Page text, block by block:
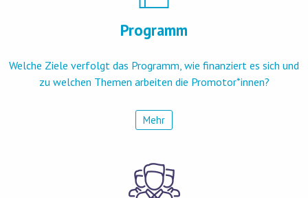
Programm
Welche Ziele verfolgt das Programm, wie finanziert es sich und
zu welchen Themen arbeiten die Promotor*innen?
Mehr